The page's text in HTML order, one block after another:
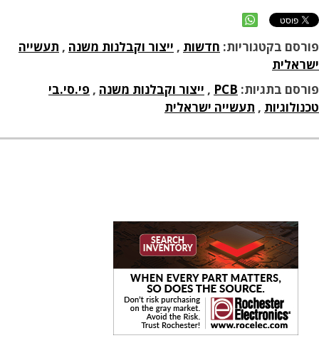
פורסם בקטגוריות: חדשות , ייצור וקבלנות משנה , תעשייה
ישראלית
פורסם בתגיות: PCB
, ייצור וקבלנות משנה , פי.סי.בי
טכנולוגיות , תעשייה ישראלית